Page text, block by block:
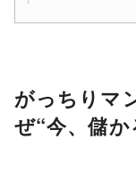
がっちりマ
ぜ“今、儲か